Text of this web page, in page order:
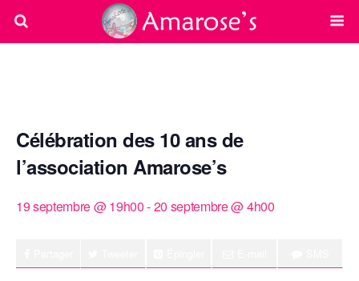
Célébration des 10 ans de
l’association Amarose’s
19 septembre @ 19h00-20 septembre @ 4h00